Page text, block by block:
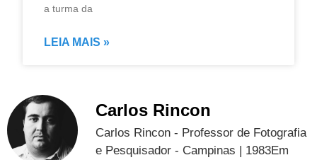
a turma da
LEIA MAIS »
Carlos Rincon
Carlos Rincon - Professor de Fotografia
e Pesquisador - Campinas | 1983Em